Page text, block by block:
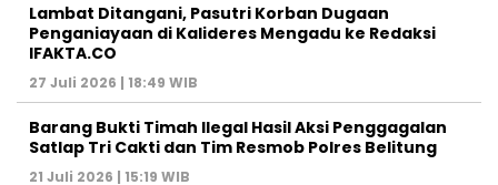
Lambat Ditangani, Pasutri Korban Dugaan
Penganiayaan di Kalideres Mengadu ke Redaksi
IFAKTA.CO
27 Juli 2026 | 18:49 WIB
Barang Bukti Timah Ilegal Hasil Aksi Penggagalan
Satlap Tri Cakti dan Tim Resmob Polres Belitung
21 Juli 2026 | 15:19 WIB